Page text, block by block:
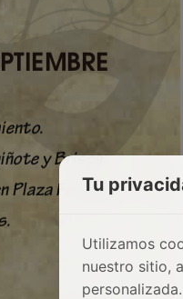
Tu
Utilizamos
nuestro sitio,
personalizada.